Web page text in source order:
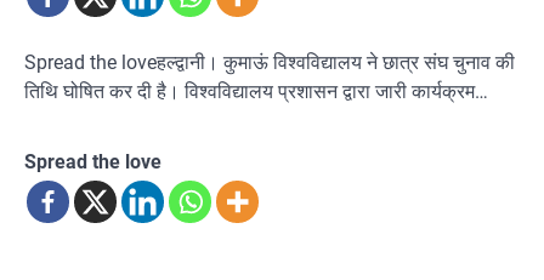
Spread the loveहल्द्वानी। कुमाऊं विश्वविद्यालय ने छात्र संघ चुनाव की
तिथि घोषित कर दी है। विश्वविद्यालय प्रशासन द्वारा जारी कार्यक्रम…
Spread the love